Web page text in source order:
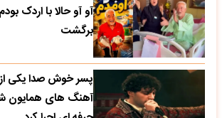
آو آو حالا با اردک
برگشت
پسر خوش صدا یکی
آهنگ های همایون